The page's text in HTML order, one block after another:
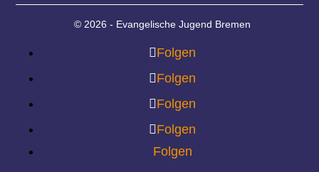
© 2026 - Evangelische Jugend Bremen
Folgen
Folgen
Folgen
Folgen
Folgen